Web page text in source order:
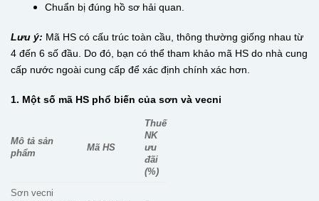
Chuẩn bị đúng hồ sơ hải quan.
Lưu ý: Mã HS có cấu trúc toàn cầu, thông thường giống nhau từ
4 đến 6 số đầu. Do đó, bạn có thể tham khảo mã HS do nhà cung
cấp nước ngoài cung cấp để xác định chính xác hơn.
1. Một số mã HS phổ biến của sơn và vecni
Mô tả sản
phẩm
Mã HS
Thuế
NK
ưu
đãi
(%)
Sơn vecni